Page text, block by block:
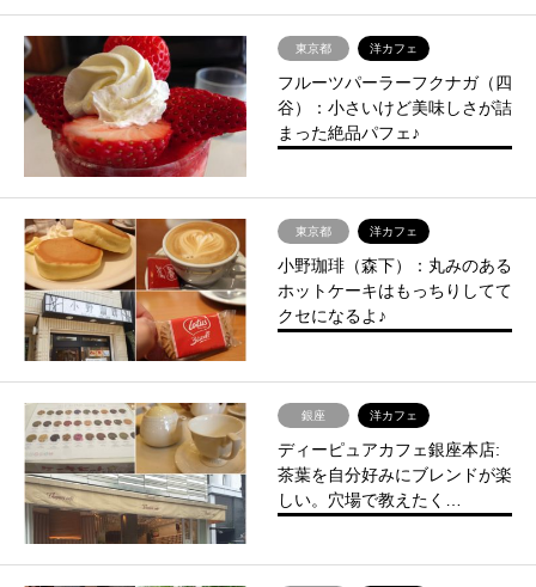
東京都 洋カフェ
フルーツパーラーフクナガ（四
谷）：小さいけど美味しさが詰
まった絶品パフェ♪
東京都 洋カフェ
小野珈琲（森下）：丸みのある
ホットケーキはもっちりしてて
クセになるよ♪
銀座 洋カフェ
ディーピュアカフェ銀座本店:
茶葉を自分好みにブレンドが楽
しい。穴場で教えたく…